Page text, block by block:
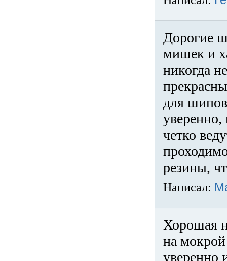
Дорогие
мишек и
никогда
для
четко
резины,
Написал:
Хорошая
на
уверенно